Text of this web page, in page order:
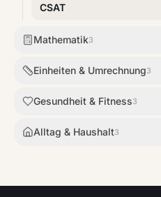
CSAT
Mathematik3
Einheiten & Umrechnung3
Gesundheit & Fitness3
Alltag & Haushalt3